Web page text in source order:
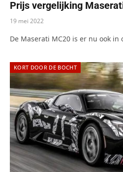
Prijs vergelijking
19 mei 2022
De Maserati MC20 is er nu ook
KORT DOOR DE BOCHT